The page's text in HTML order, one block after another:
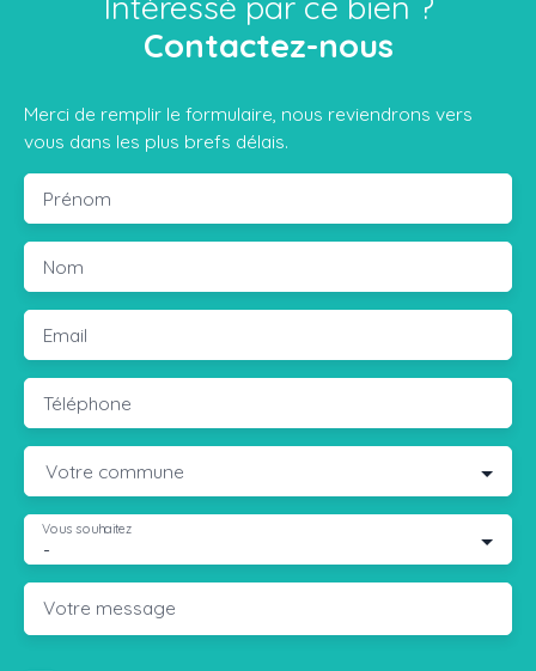
Contactez-nous
Merci de remplir le formulaire, nous reviendrons vers
vous dans les plus brefs délais.
Prénom
Nom
Email
Téléphone
Votre commune
-
Vous souhaitez
Votre message